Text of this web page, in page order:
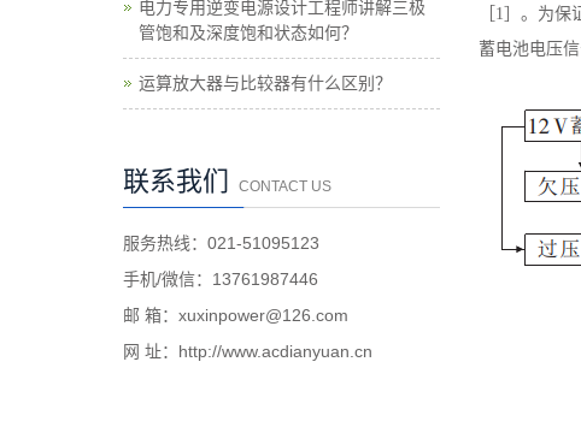
［1］。为
蓄电池电压
电力专用逆变电源设计工程师讲解三极
管饱和及深度饱和状态如何？
运算放大器与比较器有什么区别？
联系我们 CONTACT US
服务热线：021-51095123
手机/微信：13761987446
邮 箱：xuxinpower@126.com
网 址：http://www.acdianyuan.cn